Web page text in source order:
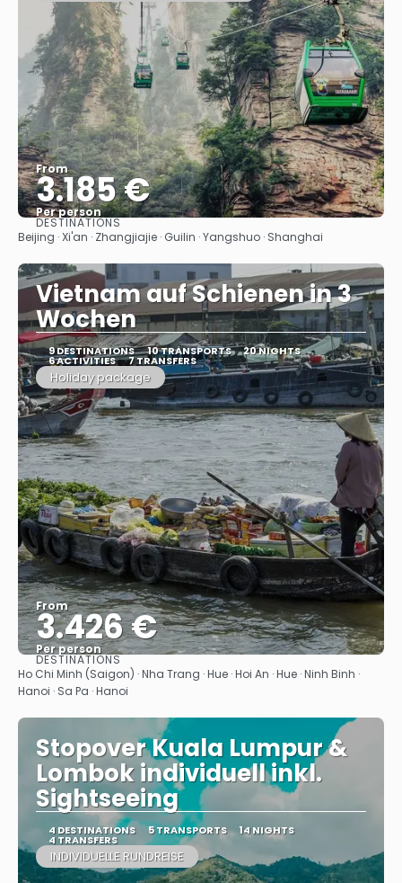
From
3.185 €
Per person
See
DESTINATIONS
Beijing · Xi'an · Zhangjiajie · Guilin · Yangshuo · Shanghai
Vietnam auf Schienen in 3
Wochen
9 DESTINATIONS 10 TRANSPORTS 20 NIGHTS
6 ACTIVITIES 7 TRANSFERS
Holiday package
From
3.426 €
Per person
See
DESTINATIONS
Ho Chi Minh (Saigon) · Nha Trang · Hue · Hoi An · Hue · Ninh Binh ·
Hanoi · Sa Pa · Hanoi
Stopover Kuala Lumpur &
Lombok individuell inkl.
Sightseeing
4 DESTINATIONS 5 TRANSPORTS 14 NIGHTS
4 TRANSFERS
INDIVIDUELLE RUNDREISE